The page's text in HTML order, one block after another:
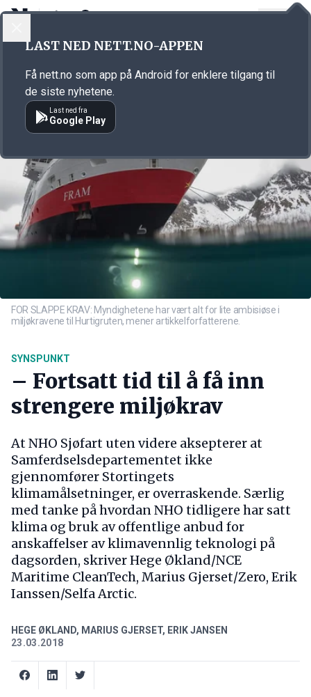
Annonsørinnhold
FOR SLAPPE KRAV: Myndighetene har vært alt for lite ambisiøse i
miljøkravene til Hurtigruten, mener artikkelforfatterene.
SYNSPUNKT
– Fortsatt tid til å få inn
strengere miljøkrav
At NHO Sjøfart uten videre aksepterer at
Samferdselsdepartementet ikke
gjennomfører Stortingets
klimamålsetninger, er overraskende. Særlig
med tanke på hvordan NHO tidligere har satt
klima og bruk av offentlige anbud for
anskaffelser av klimavennlig teknologi på
dagsorden, skriver Hege Økland/NCE
Maritime CleanTech, Marius Gjerset/Zero, Erik
Ianssen/Selfa Arctic.
HEGE ØKLAND, MARIUS GJERSET, ERIK JANSEN
23.03.2018
LAST NED NETT.NO-APPEN
Få nett.no som app på Android for enklere tilgang til
de siste nyhetene.
Last ned fra
Google Play